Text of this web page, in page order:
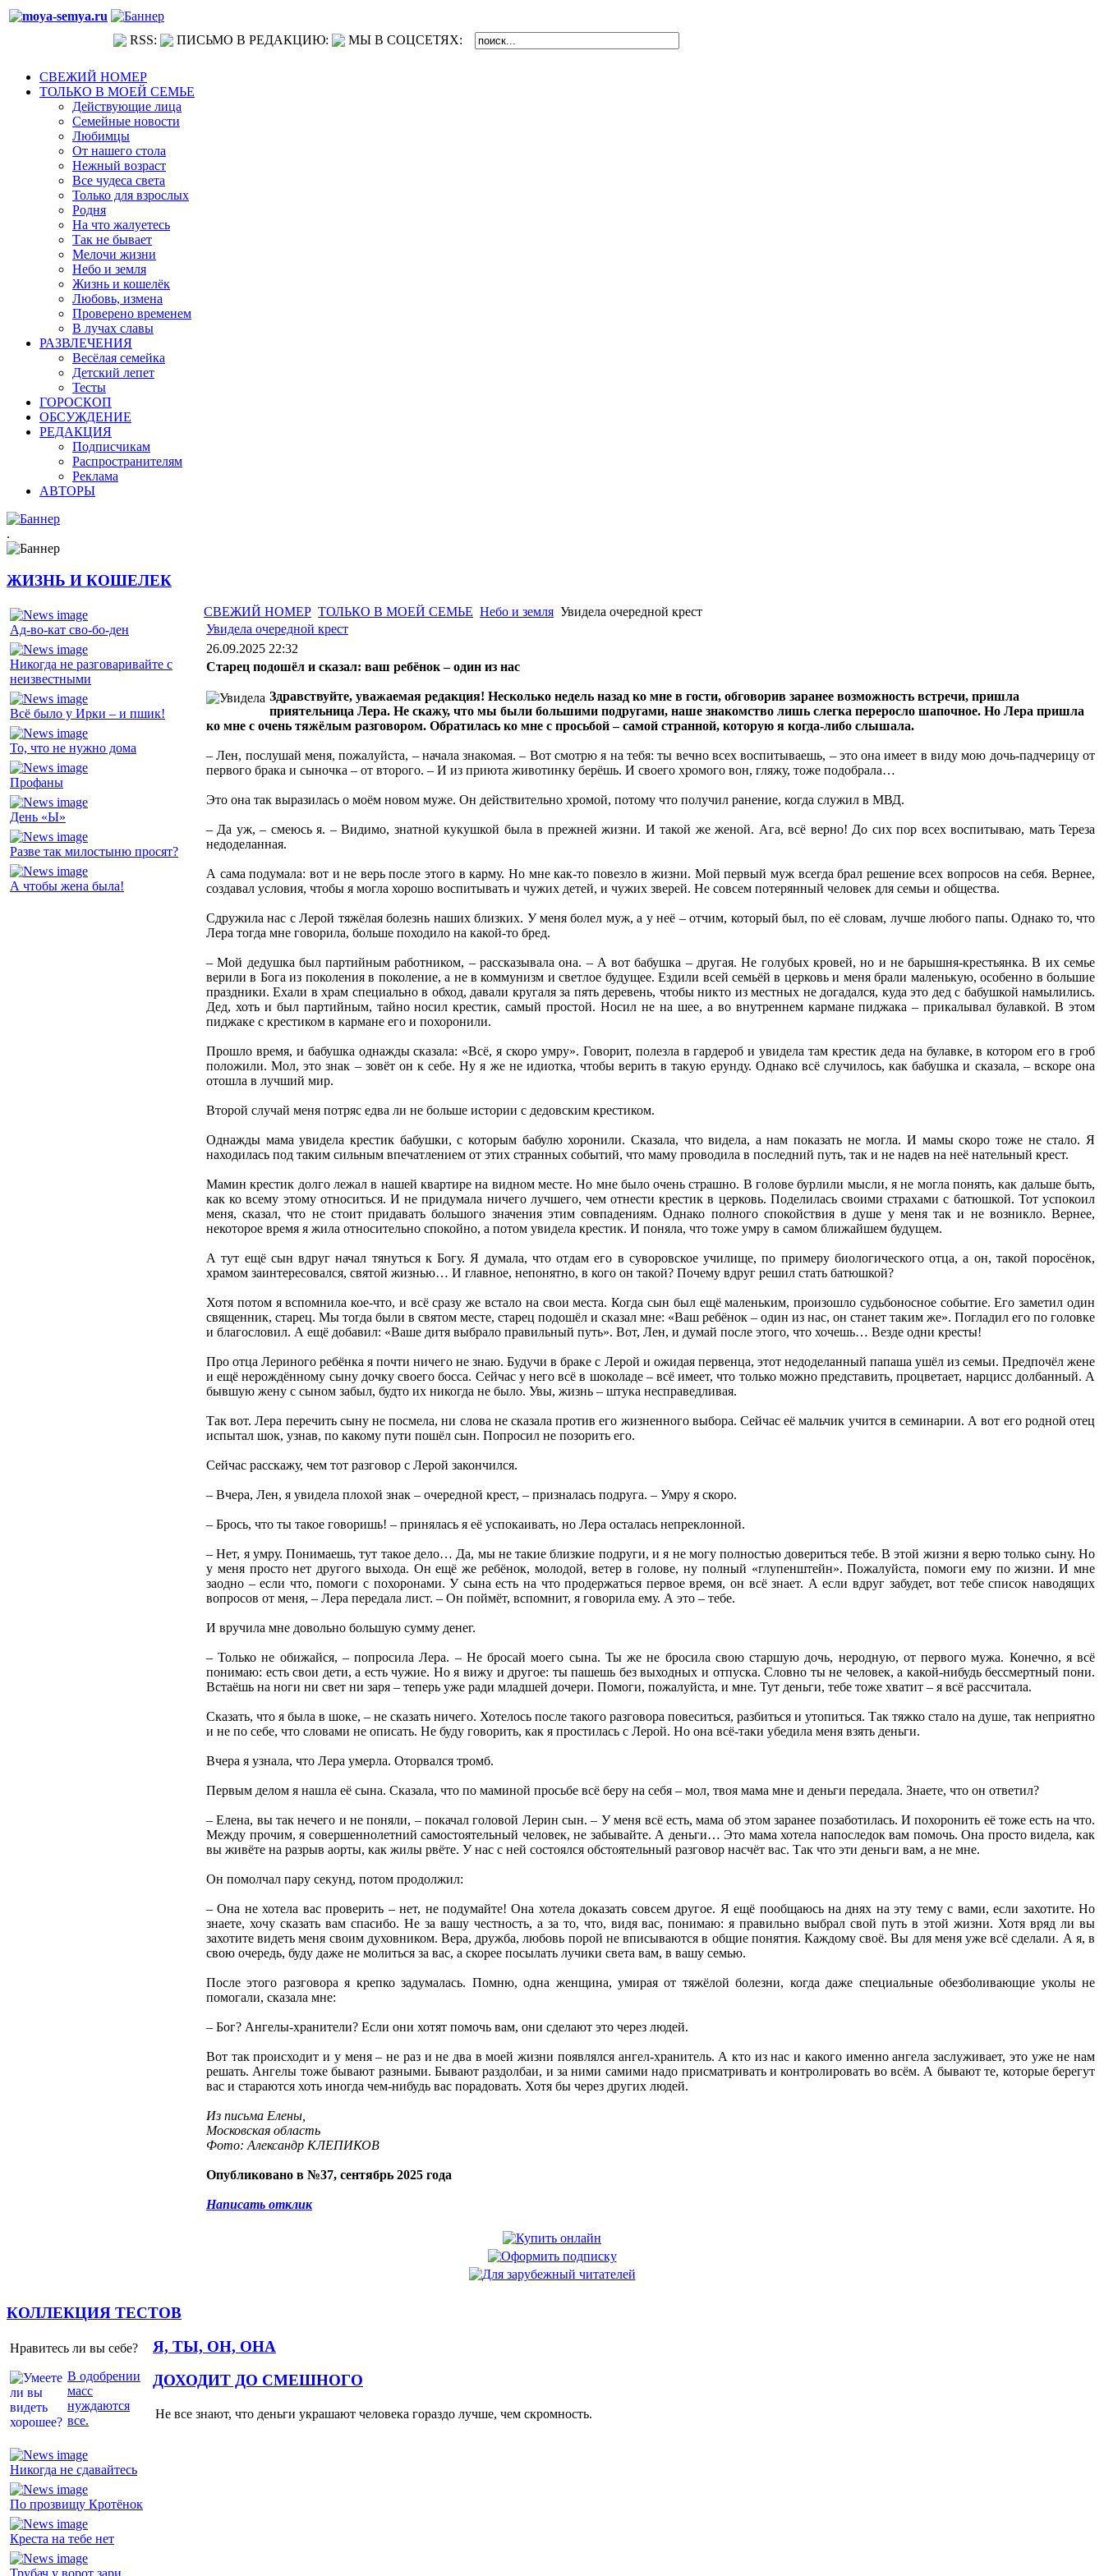
RSS: ПИСЬМО В РЕДАКЦИЮ: МЫ В СОЦСЕТЯХ:
СВЕЖИЙ НОМЕР
ТОЛЬКО В МОЕЙ СЕМЬЕ
Действующие лица
Семейные новости
Любимцы
От нашего стола
Нежный возраст
Все чудеса света
Только для взрослых
Родня
На что жалуетесь
Так не бывает
Мелочи жизни
Небо и земля
Жизнь и кошелёк
Любовь, измена
Проверено временем
В лучах славы
РАЗВЛЕЧЕНИЯ
Весёлая семейка
Детский лепет
Тесты
ГОРОСКОП
ОБСУЖДЕНИЕ
РЕДАКЦИЯ
Подписчикам
Распространителям
Реклама
АВТОРЫ
.
ЖИЗНЬ И КОШЕЛЕК
Ад-во-кат сво-бо-ден
Никогда не разговаривайте с
неизвестными
Всё было у Ирки – и пшик!
То, что не нужно дома
Профаны
День «Ы»
Разве так милостыню просят?
А чтобы жена была!
СВЕЖИЙ НОМЕР ТОЛЬКО В МОЕЙ СЕМЬЕ Небо и земля Увидела очередной крест
Увидела очередной крест
26.09.2025 22:32
Старец подошёл и сказал: ваш ребёнок – один из нас
Здравствуйте, уважаемая редакция! Несколько недель назад ко мне в гости, обговорив заранее возможность встречи, пришла
приятельница Лера. Не скажу, что мы были большими подругами, наше знакомство лишь слегка переросло шапочное. Но Лера пришла
ко мне с очень тяжёлым разговором. Обратилась ко мне с просьбой – самой странной, которую я когда-либо слышала.
– Лен, послушай меня, пожалуйста, – начала знакомая. – Вот смотрю я на тебя: ты вечно всех воспитываешь, – это она имеет в виду мою дочь-падчерицу от
первого брака и сыночка – от второго. – И из приюта животинку берёшь. И своего хромого вон, гляжу, тоже подобрала…
Это она так выразилась о моём новом муже. Он действительно хромой, потому что получил ранение, когда служил в МВД.
– Да уж, – смеюсь я. – Видимо, знатной кукушкой была в прежней жизни. И такой же женой. Ага, всё верно! До сих пор всех воспитываю, мать Тереза
недоделанная.
А сама подумала: вот и не верь после этого в карму. Но мне как-то повезло в жизни. Мой первый муж всегда брал решение всех вопросов на себя. Вернее,
создавал условия, чтобы я могла хорошо воспитывать и чужих детей, и чужих зверей. Не совсем потерянный человек для семьи и общества.
Сдружила нас с Лерой тяжёлая болезнь наших близких. У меня болел муж, а у неё – отчим, который был, по её словам, лучше любого папы. Однако то, что
Лера тогда мне говорила, больше походило на какой-то бред.
– Мой дедушка был партийным работником, – рассказывала она. – А вот бабушка – другая. Не голубых кровей, но и не барышня-крестьянка. В их семье
верили в Бога из поколения в поколение, а не в коммунизм и светлое будущее. Ездили всей семьёй в церковь и меня брали маленькую, особенно в большие
праздники. Ехали в храм специально в обход, давали кругаля за пять деревень, чтобы никто из местных не догадался, куда это дед с бабушкой намылились.
Дед, хоть и был партийным, тайно носил крестик, самый простой. Носил не на шее, а во внутреннем кармане пиджака – прикалывал булавкой. В этом
пиджаке с крестиком в кармане его и похоронили.
Прошло время, и бабушка однажды сказала: «Всё, я скоро умру». Говорит, полезла в гардероб и увидела там крестик деда на булавке, в котором его в гроб
положили. Мол, это знак – зовёт он к себе. Ну я же не идиотка, чтобы верить в такую ерунду. Однако всё случилось, как бабушка и сказала, – вскоре она
отошла в лучший мир.
Второй случай меня потряс едва ли не больше истории с дедовским крестиком.
Однажды мама увидела крестик бабушки, с которым бабулю хоронили. Сказала, что видела, а нам показать не могла. И мамы скоро тоже не стало. Я
находилась под таким сильным впечатлением от этих странных событий, что маму проводила в последний путь, так и не надев на неё нательный крест.
Мамин крестик долго лежал в нашей квартире на видном месте. Но мне было очень страшно. В голове бурлили мысли, я не могла понять, как дальше быть,
как ко всему этому относиться. И не придумала ничего лучшего, чем отнести крестик в церковь. Поделилась своими страхами с батюшкой. Тот успокоил
меня, сказал, что не стоит придавать большого значения этим совпадениям. Однако полного спокойствия в душе у меня так и не возникло. Вернее,
некоторое время я жила относительно спокойно, а потом увидела крестик. И поняла, что тоже умру в самом ближайшем будущем.
А тут ещё сын вдруг начал тянуться к Богу. Я думала, что отдам его в суворовское училище, по примеру биологического отца, а он, такой поросёнок,
храмом заинтересовался, святой жизнью… И главное, непонятно, в кого он такой? Почему вдруг решил стать батюшкой?
Хотя потом я вспомнила кое-что, и всё сразу же встало на свои места. Когда сын был ещё маленьким, произошло судьбоносное событие. Его заметил один
священник, старец. Мы тогда были в святом месте, старец подошёл и сказал мне: «Ваш ребёнок – один из нас, он станет таким же». Погладил его по головке
и благословил. А ещё добавил: «Ваше дитя выбрало правильный путь». Вот, Лен, и думай после этого, что хочешь… Везде одни кресты!
Про отца Лериного ребёнка я почти ничего не знаю. Будучи в браке с Лерой и ожидая первенца, этот недоделанный папаша ушёл из семьи. Предпочёл жене
и ещё нерождённому сыну дочку своего босса. Сейчас у него всё в шоколаде – всё имеет, что только можно представить, процветает, нарцисс долбанный. А
бывшую жену с сыном забыл, будто их никогда не было. Увы, жизнь – штука несправедливая.
Так вот. Лера перечить сыну не посмела, ни слова не сказала против его жизненного выбора. Сейчас её мальчик учится в семинарии. А вот его родной отец
испытал шок, узнав, по какому пути пошёл сын. Попросил не позорить его.
Сейчас расскажу, чем тот разговор с Лерой закончился.
– Вчера, Лен, я увидела плохой знак – очередной крест, – призналась подруга. – Умру я скоро.
– Брось, что ты такое говоришь! – принялась я её успокаивать, но Лера осталась непреклонной.
– Нет, я умру. Понимаешь, тут такое дело… Да, мы не такие близкие подруги, и я не могу полностью довериться тебе. В этой жизни я верю только сыну. Но
у меня просто нет другого выхода. Он ещё же ребёнок, молодой, ветер в голове, ну полный «глупенштейн». Пожалуйста, помоги ему по жизни. И мне
заодно – если что, помоги с похоронами. У сына есть на что продержаться первое время, он всё знает. А если вдруг забудет, вот тебе список наводящих
вопросов от меня, – Лера передала лист. – Он поймёт, вспомнит, я говорила ему. А это – тебе.
И вручила мне довольно большую сумму денег.
– Только не обижайся, – попросила Лера. – Не бросай моего сына. Ты же не бросила свою старшую дочь, неродную, от первого мужа. Конечно, я всё
понимаю: есть свои дети, а есть чужие. Но я вижу и другое: ты пашешь без выходных и отпуска. Словно ты не человек, а какой-нибудь бессмертный пони.
Встаёшь на ноги ни свет ни заря – теперь уже ради младшей дочери. Помоги, пожалуйста, и мне. Тут деньги, тебе тоже хватит – я всё рассчитала.
Сказать, что я была в шоке, – не сказать ничего. Хотелось после такого разговора повеситься, разбиться и утопиться. Так тяжко стало на душе, так неприятно
и не по себе, что словами не описать. Не буду говорить, как я простилась с Лерой. Но она всё-таки убедила меня взять деньги.
Вчера я узнала, что Лера умерла. Оторвался тромб.
Первым делом я нашла её сына. Сказала, что по маминой просьбе всё беру на себя – мол, твоя мама мне и деньги передала. Знаете, что он ответил?
– Елена, вы так нечего и не поняли, – покачал головой Лерин сын. – У меня всё есть, мама об этом заранее позаботилась. И похоронить её тоже есть на что.
Между прочим, я совершеннолетний самостоятельный человек, не забывайте. А деньги… Это мама хотела напоследок вам помочь. Она просто видела, как
вы живёте на разрыв аорты, как жилы рвёте. У нас с ней состоялся обстоятельный разговор насчёт вас. Так что эти деньги вам, а не мне.
Он помолчал пару секунд, потом продолжил:
– Она не хотела вас проверить – нет, не подумайте! Она хотела доказать совсем другое. Я ещё пообщаюсь на днях на эту тему с вами, если захотите. Но
знаете, хочу сказать вам спасибо. Не за вашу честность, а за то, что, видя вас, понимаю: я правильно выбрал свой путь в этой жизни. Хотя вряд ли вы
захотите видеть меня своим духовником. Вера, дружба, любовь порой не вписываются в общие понятия. Каждому своё. Вы для меня уже всё сделали. А я, в
свою очередь, буду даже не молиться за вас, а скорее посылать лучики света вам, в вашу семью.
После этого разговора я крепко задумалась. Помню, одна женщина, умирая от тяжёлой болезни, когда даже специальные обезболивающие уколы не
помогали, сказала мне:
– Бог? Ангелы-хранители? Если они хотят помочь вам, они сделают это через людей.
Вот так происходит и у меня – не раз и не два в моей жизни появлялся ангел-хранитель. А кто из нас и какого именно ангела заслуживает, это уже не нам
решать. Ангелы тоже бывают разными. Бывают раздолбаи, и за ними самими надо присматривать и контролировать во всём. А бывают те, которые берегут
вас и стараются хоть иногда чем-нибудь вас порадовать. Хотя бы через других людей.
Из письма Елены,
Московская область
Фото: Александр КЛЕПИКОВ
Опубликовано в №37, сентябрь 2025 года
Написать отклик
КОЛЛЕКЦИЯ ТЕСТОВ
Нравитесь ли вы себе?
В одобрении
масс
нуждаются
все.
Я, ТЫ, ОН, ОНА
Никогда не сдавайтесь
По прозвищу Кротёнок
Креста на тебе нет
Трубач у ворот зари
ДОХОДИТ ДО СМЕШНОГО
Не все знают, что деньги украшают человека гораздо лучше, чем скромность.